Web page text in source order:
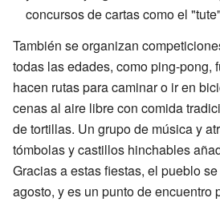
concursos de cartas como el
También se organizan
todas las edades, como ping-pong,
hacen rutas para caminar o ir en
cenas al aire libre con comida
de tortillas. Un grupo de música y
tómbolas y castillos hinchables
Gracias a estas fiestas, el pueblo
agosto, y es un punto de encuentro